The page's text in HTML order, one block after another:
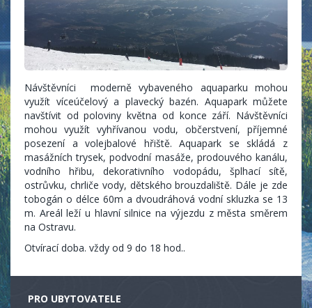
Návštěvníci moderně vybaveného aquaparku mohou
využít víceúčelový a plavecký bazén. Aquapark můžete
navštívit od poloviny května od konce září. Návštěvníci
mohou využít vyhřívanou vodu, občerstvení, příjemné
posezení a volejbalové hřiště. Aquapark se skládá z
masážních trysek, podvodní masáže, prodouvého kanálu,
vodního hřibu, dekorativního vodopádu, šplhací sítě,
ostrůvku, chrliče vody, dětského brouzdaliště. Dále je zde
tobogán o délce 60m a dvoudráhová vodní skluzka se 13
m. Areál leží u hlavní silnice na výjezdu z města směrem
na Ostravu.
Otvírací doba. vždy od 9 do 18 hod..
PRO UBYTOVATELE